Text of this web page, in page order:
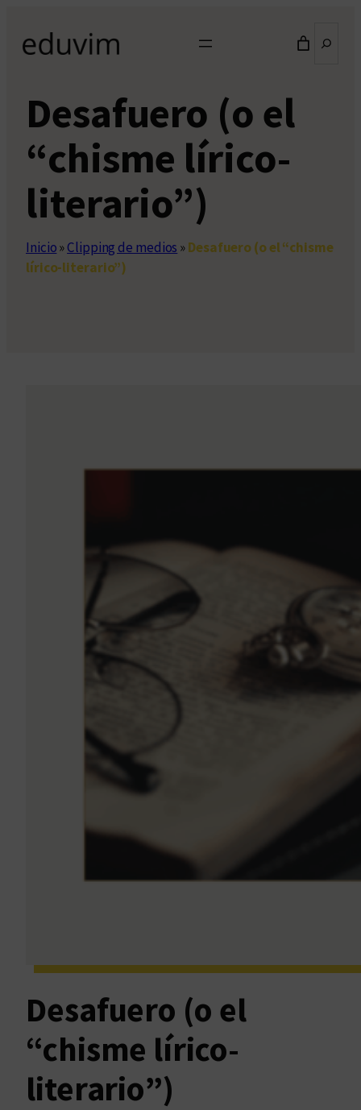
contenido
Desafuero (o el
“chisme lírico-
literario”)
Inicio»Clipping de medios »Desafuero (o el “chisme
lírico-literario”)
Desafuero (o el
“chisme lírico-
literario”)